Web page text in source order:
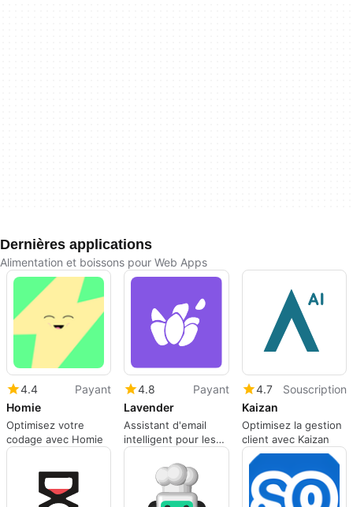
Dernières applications
Alimentation et boissons pour Web Apps
4.4
Payant
Homie
Optimisez votre
codage avec Homie
4.8
Payant
Lavender
Assistant d'email
intelligent pour les
ventes
4.7
Souscription
Kaizan
Optimisez la gestion
client avec Kaizan